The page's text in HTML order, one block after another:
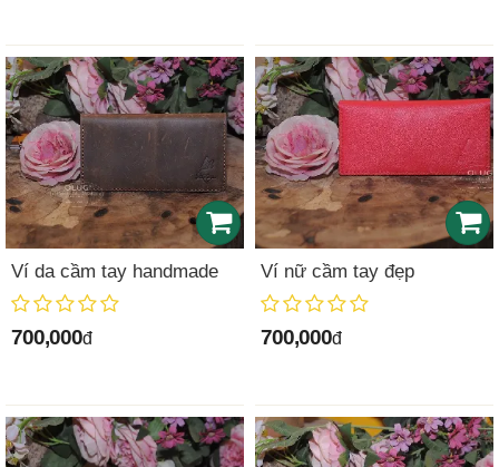
Ví da cầm tay handmade
700,000đ
Ví nữ cầm tay đẹp
700,000đ